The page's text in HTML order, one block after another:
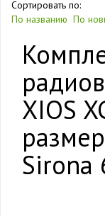
Сортировать по:
По названию По
XIOS
Sirona